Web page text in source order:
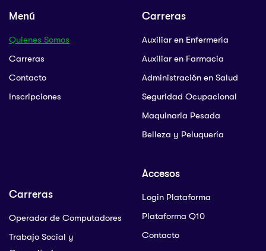
Menú
Quienes Somos
Carreras
Contacto
Inscripciones
Carreras
Auxiliar en Enfermería
Auxiliar en Farmacia
Administración en Salud
Seguridad Ocupacional
Maquinaria Pesada
Belleza y Peluquería
Carreras
Operador de Computadores
Trabajo Social y
Accesos
Login Plataforma
Plataforma Q10
Contacto